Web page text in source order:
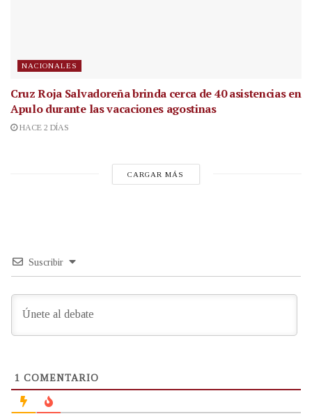
NACIONALES
Cruz Roja Salvadoreña brinda cerca de 40 asistencias en
Apulo durante las vacaciones agostinas
HACE 2 DÍAS
CARGAR MÁS
Suscribir
1 COMENTARIO